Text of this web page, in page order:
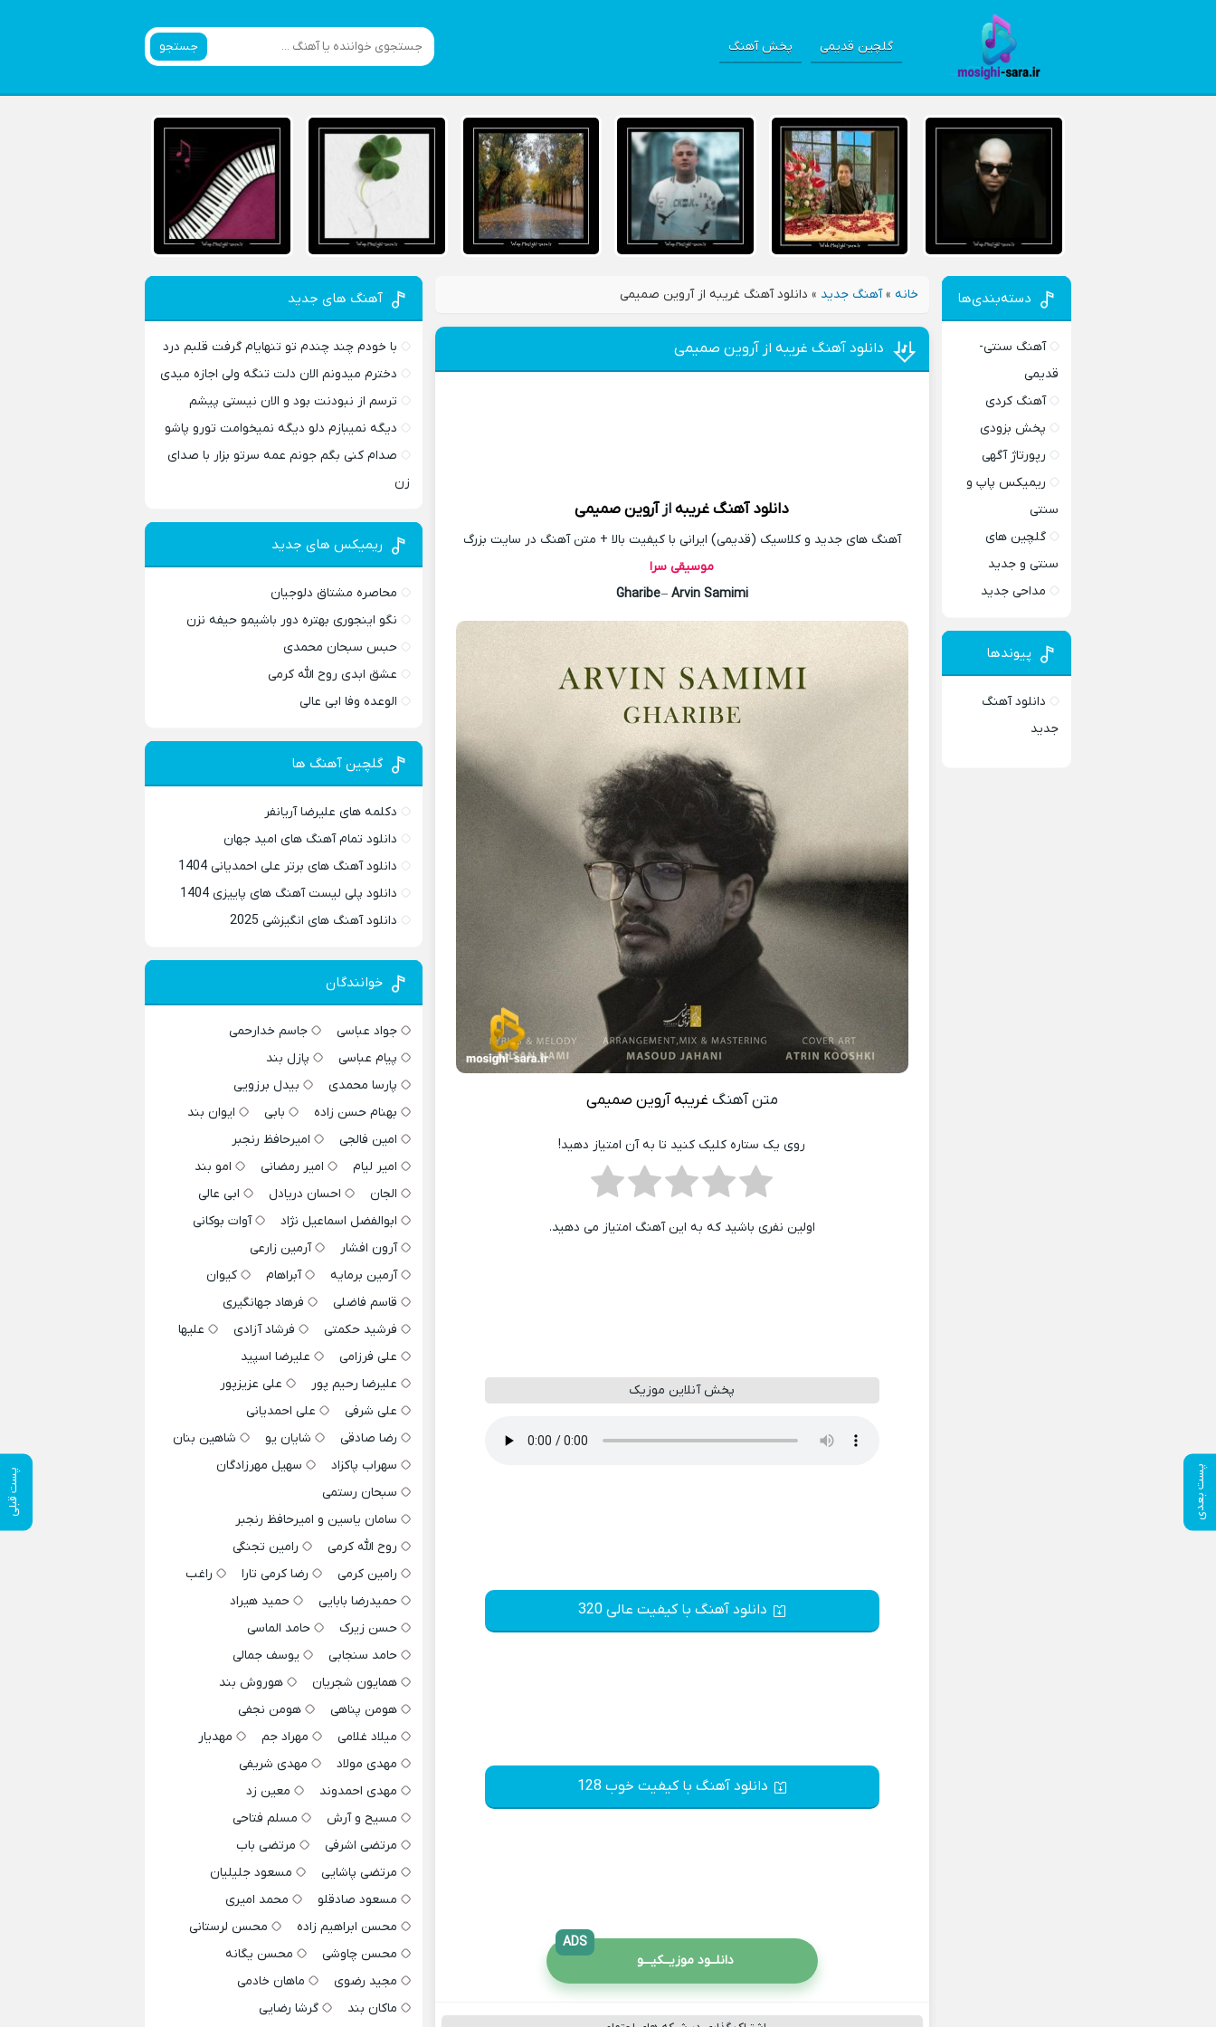
گلچین قدیمی پخش آهنگ جستجو
خانه »آهنگ جدید » دانلود آهنگ غریبه از آروین صمیمی
پست بعدی پست قبلی
دانلود آهنگ غریبه از آروین صمیمی
دانلود آهنگ غریبه ازآروین صمیمی
آهنگ های جدید و کلاسیک (قدیمی) ایرانی با کیفیت بالا + متن آهنگ در سایت بزرگ
موسیقی سرا
Gharibe– Arvin Samimi
متن آهنگ غریبهآروین صمیمی
روی یک ستاره کلیک کنید تا به آن امتیاز دهید!
اولین نفری باشید که به این آهنگ امتیاز می دهید.
پخش آنلاین موزیک
دانلود آهنگ با کیفیت عالی 320
دانلود آهنگ با کیفیت خوب 128
دانلــود موزیــکیـــو
ADS
دسته‌بندی‌ها
آهنگ سنتی-
قدیمی
آهنگ کردی
پخش بزودی
رپورتاژ آگهی
ریمیکس پاپ و
سنتی
گلچین های
سنتی و جدید
مداحی جدید
پیوندها
دانلود آهنگ
جدید
آهنگ های جدید
با خودم چند چندم تو تنهایام گرفت قلبم درد
دخترم میدونم الان دلت تنگه ولی اجازه میدی
ترسم از نبودنت بود و الان نیستی پیشم
دیگه نمیبازم دلو دیگه نمیخوامت تورو پاشو
صدام کنی بگم جونم عمه سرتو بزار با صدای
زن
ریمیکس های جدید
محاصره مشتاق دلوجیان
نگو اینجوری بهتره دور باشیمو حیفه نزن
حبس سبحان محمدی
عشق ابدی روح الله کرمی
الوعده وفا ابی عالی
گلچین آهنگ ها
دکلمه های علیرضا آریانفر
دانلود تمام آهنگ های امید جهان
دانلود آهنگ های برتر علی احمدیانی 1404
دانلود پلی لیست آهنگ های پاییزی 1404
دانلود آهنگ های انگیزشی 2025
خوانندگان
جواد عباسی
جاسم خدارحمی
پیام عباسی
پازل بند
پارسا محمدی
بیدل برزویی
بهنام حسن زاده
بابی
ایوان بند
امین فالجی
امیرحافظ رنجبر
امیر لیام
امیر رمضانی
امو بند
الجان
احسان دریادل
ابی عالی
ابوالفضل اسماعیل نژاد
آوات بوکانی
آرون افشار
آرمین زارعی
آرمین برمایه
آبراهام
کیوان
قاسم فاضلی
فرهاد جهانگیری
فرشید حکمتی
فرشاد آزادی
علیها
علی فرزامی
علیرضا اسپید
علیرضا رحیم پور
علی عزیزپور
علی شرفی
علی احمدیانی
رضا صادقی
شایان یو
شاهین بنان
سهراب پاکزاد
سهیل مهرزادگان
سبحان رستمی
سامان یاسین و امیرحافظ رنجبر
روح الله کرمی
رامین تجنگی
رامین کرمی
رضا کرمی تارا
راغب
حمیدرضا بابایی
حمید هیراد
حسن زیرک
حامد الماسی
حامد سنجابی
یوسف جمالی
همایون شجریان
هوروش بند
هومن پناهی
هومن نجفی
میلاد غلامی
مهراد جم
مهدیار
مهدی مولاد
مهدی شریفی
مهدی احمدوند
معین زد
مسیح و آرش
مسلم فتاحی
مرتضی اشرفی
مرتضی باب
مرتضی پاشایی
مسعود جلیلیان
مسعود صادقلو
محمد امیری
محسن ابراهیم زاده
محسن لرستانی
محسن چاوشی
محسن یگانه
مجید رضوی
ماهان خادمی
ماکان بند
گرشا رضایی